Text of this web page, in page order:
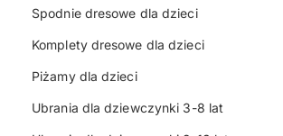
Spodnie dresowe dla dzieci
Komplety dresowe dla dzieci
Piżamy dla dzieci
Ubrania dla dziewczynki 3-8 lat